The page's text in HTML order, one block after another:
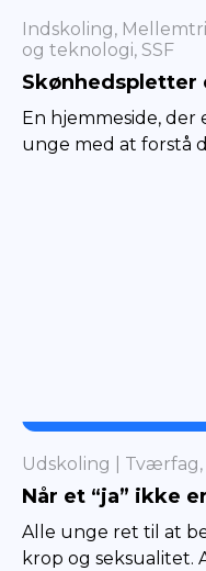
Indskoling,
og teknologi, SSF
Skønhedspletter
BIOLOGI
En hjemmeside,
unge med at forstå
Udskoling Tværfag,
Når et “ja” ikke
TVÆRFAG
Alle unge ret til at
krop og seksualitet.